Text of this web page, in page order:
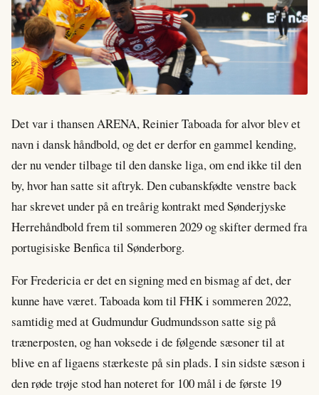
Det var i thansen ARENA, Reinier Taboada for alvor blev et
navn i dansk håndbold, og det er derfor en gammel kending,
der nu vender tilbage til den danske liga, om end ikke til den
by, hvor han satte sit aftryk. Den cubanskfødte venstre back
har skrevet under på en treårig kontrakt med Sønderjyske
Herrehåndbold frem til sommeren 2029 og skifter dermed fra
portugisiske Benfica til Sønderborg.
For Fredericia er det en signing med en bismag af det, der
kunne have været. Taboada kom til FHK i sommeren 2022,
samtidig med at Gudmundur Gudmundsson satte sig på
trænerposten, og han voksede i de følgende sæsoner til at
blive en af ligaens stærkeste på sin plads. I sin sidste sæson i
den røde trøje stod han noteret for 100 mål i de første 19